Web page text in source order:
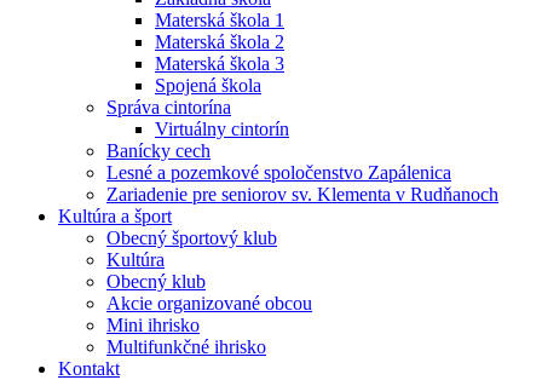
Materská škola 1
Materská škola 2
Materská škola 3
Spojená škola
Správa cintorína
Virtuálny cintorín
Banícky cech
Lesné a pozemkové spoločenstvo Zapálenica
Zariadenie pre seniorov sv. Klementa v Rudňanoch
Kultúra a šport
Obecný športový klub
Kultúra
Obecný klub
Akcie organizované obcou
Mini ihrisko
Multifunkčné ihrisko
Kontakt